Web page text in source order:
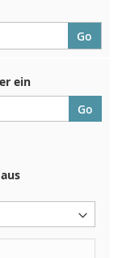
ein
der Haube